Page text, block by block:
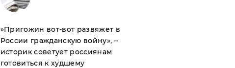
​»Пригожин вот-вот развяжет в
России гражданскую войну», –
историк советует россиянам
готовиться к худшему